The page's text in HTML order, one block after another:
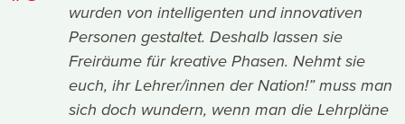
wurden von intelligenten und innovativen
Personen gestaltet. Deshalb lassen sie
Freiräume für kreative Phasen. Nehmt sie
euch, ihr Lehrer/innen der Nation!” muss man
sich doch wundern, wenn man die Lehrpläne